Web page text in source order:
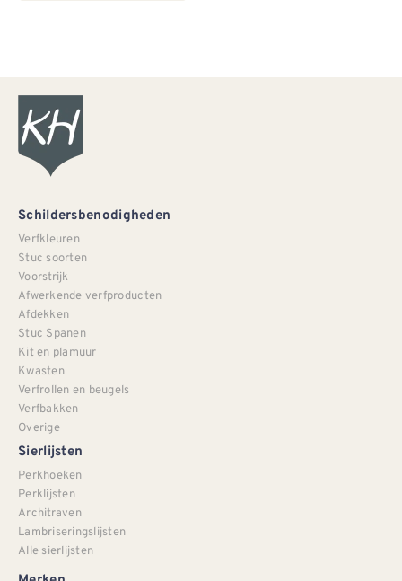
Schildersbenodigheden
Verfkleuren
Stuc soorten
Voorstrijk
Afwerkende verfproducten
Afdekken
Stuc Spanen
Kit en plamuur
Kwasten
Verfrollen en beugels
Verfbakken
Overige
Sierlijsten
Perkhoeken
Perklijsten
Architraven
Lambriseringslijsten
Alle sierlijsten